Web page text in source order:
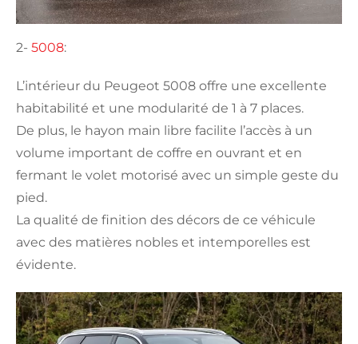
2- 5008:
L’intérieur du Peugeot 5008 offre une excellente
habitabilité et une modularité de 1 à 7 places.
De plus, le hayon main libre facilite l’accès à un
volume important de coffre en ouvrant et en
fermant le volet motorisé avec un simple geste du
pied.
La qualité de finition des décors de ce véhicule
avec des matières nobles et intemporelles est
évidente.